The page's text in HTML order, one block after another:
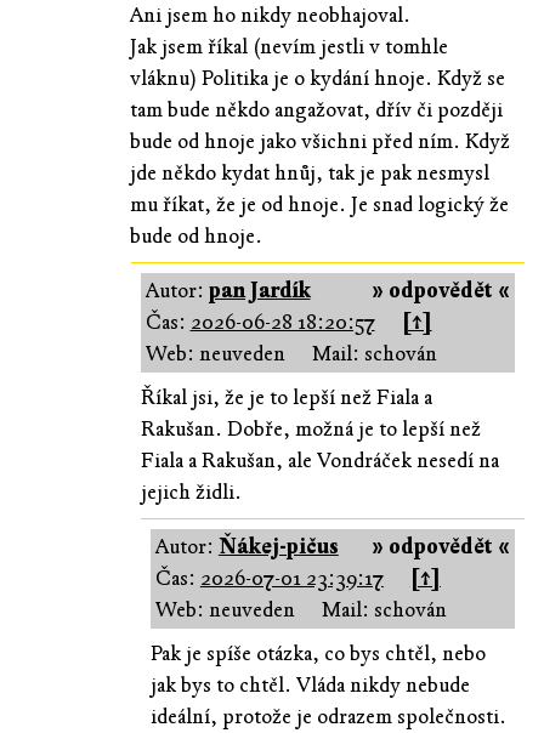
Ani jsem ho nikdy neobhajoval.
Jak jsem říkal (nevím jestli v tomhle
vláknu) Politika je o kydání hnoje. Když se
tam bude někdo angažovat, dřív či později
bude od hnoje jako všichni před ním. Když
jde někdo kydat hnůj, tak je pak nesmysl
mu říkat, že je od hnoje. Je snad logický že
bude od hnoje.
» odpovědět «
Autor: pan Jardík
Čas: 2026-06-28 18:20:57
[↑]
Web: neuveden
Mail: schován
Říkal jsi, že je to lepší než Fiala a
Rakušan. Dobře, možná je to lepší než
Fiala a Rakušan, ale Vondráček nesedí na
jejich židli.
» odpovědět «
Autor: Ňákej-pičus
Čas: 2026-07-01 23:39:17
[↑]
Web: neuveden
Mail: schován
Pak je spíše otázka, co bys chtěl, nebo
jak bys to chtěl. Vláda nikdy nebude
ideální, protože je odrazem společnosti.